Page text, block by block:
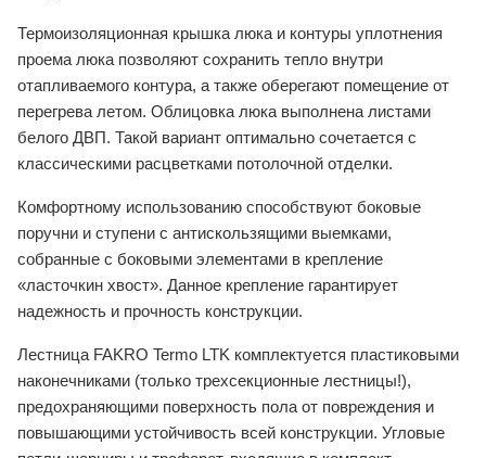
Термоизоляционная крышка люка и контуры уплотнения
проема люка позволяют сохранить тепло внутри
отапливаемого контура, а также оберегают помещение от
перегрева летом. Облицовка люка выполнена листами
белого ДВП. Такой вариант оптимально сочетается с
классическими расцветками потолочной отделки.
Комфортному использованию способствуют боковые
поручни и ступени с антискользящими выемками,
собранные с боковыми элементами в крепление
«ласточкин хвост». Данное крепление гарантирует
надежность и прочность конструкции.
Лестница FAKRO Termo LTK комплектуется пластиковыми
наконечниками (только трехсекционные лестницы!),
предохраняющими поверхность пола от повреждения и
повышающими устойчивость всей конструкции. Угловые